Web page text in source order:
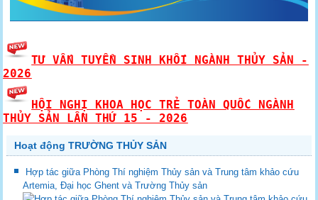
TƯ VẤN TUYỂN SINH KHỐI NGÀNH THỦY SẢN -
2026
HỘI NGHỊ KHOA HỌC TRẺ TOÀN QUỐC NGÀNH
THỦY SẢN LẦN THỨ 15 - 2026
Hoạt động TRƯỜNG THỦY SẢN
Hợp tác giữa Phòng Thí nghiệm Thủy sản và Trung tâm khảo cứu
Artemia, Đại học Ghent và Trường Thủy sản